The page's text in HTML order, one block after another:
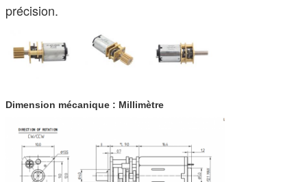
précision.
Dimension mécanique : Millimètre